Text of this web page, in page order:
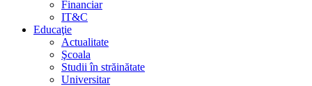
Financiar
IT&C
Educaţie
Actualitate
Şcoala
Studii în străinătate
Universitar